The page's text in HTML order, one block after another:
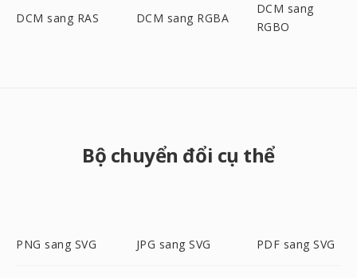
DCM sang RAS DCM sang RGBA
DCM sang
RGBO
Bộ chuyển đổi cụ thể
PNG sang SVG JPG sang SVG PDF sang SVG